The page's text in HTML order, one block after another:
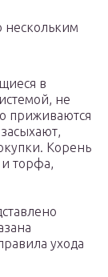
нескольким
в
не
приживаются
Корень
торфа,
ухода